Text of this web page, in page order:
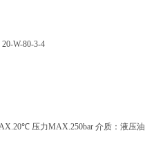
W-80-3-4
压力MAX.250bar 介质：液压油